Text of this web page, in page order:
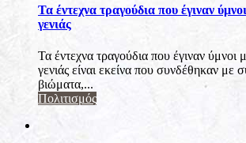
Τα έντεχνα τραγούδια που έγιναν
γενιάς
Τα έντεχνα τραγούδια που έγιναν ύμνοι
γενιάς είναι εκείνα που συνδέθηκαν με
βιώματα,...
Πολιτισμός